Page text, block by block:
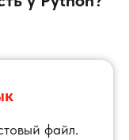
файл.